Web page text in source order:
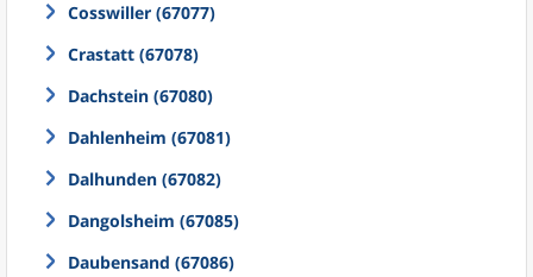
Cosswiller (67077)
Crastatt (67078)
Dachstein (67080)
Dahlenheim (67081)
Dalhunden (67082)
Dangolsheim (67085)
Daubensand (67086)